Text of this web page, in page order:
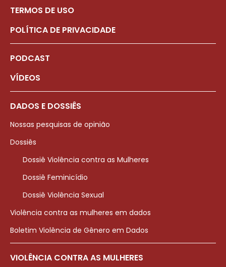
TERMOS DE USO
POLÍTICA DE PRIVACIDADE
PODCAST
VÍDEOS
DADOS E DOSSIÊS
Nossas pesquisas de opinião
Dossiês
Dossiê Violência contra as Mulheres
Dossiê Feminicídio
Dossiê Violência Sexual
Violência contra as mulheres em dados
Boletim Violência de Gênero em Dados
VIOLÊNCIA CONTRA AS MULHERES